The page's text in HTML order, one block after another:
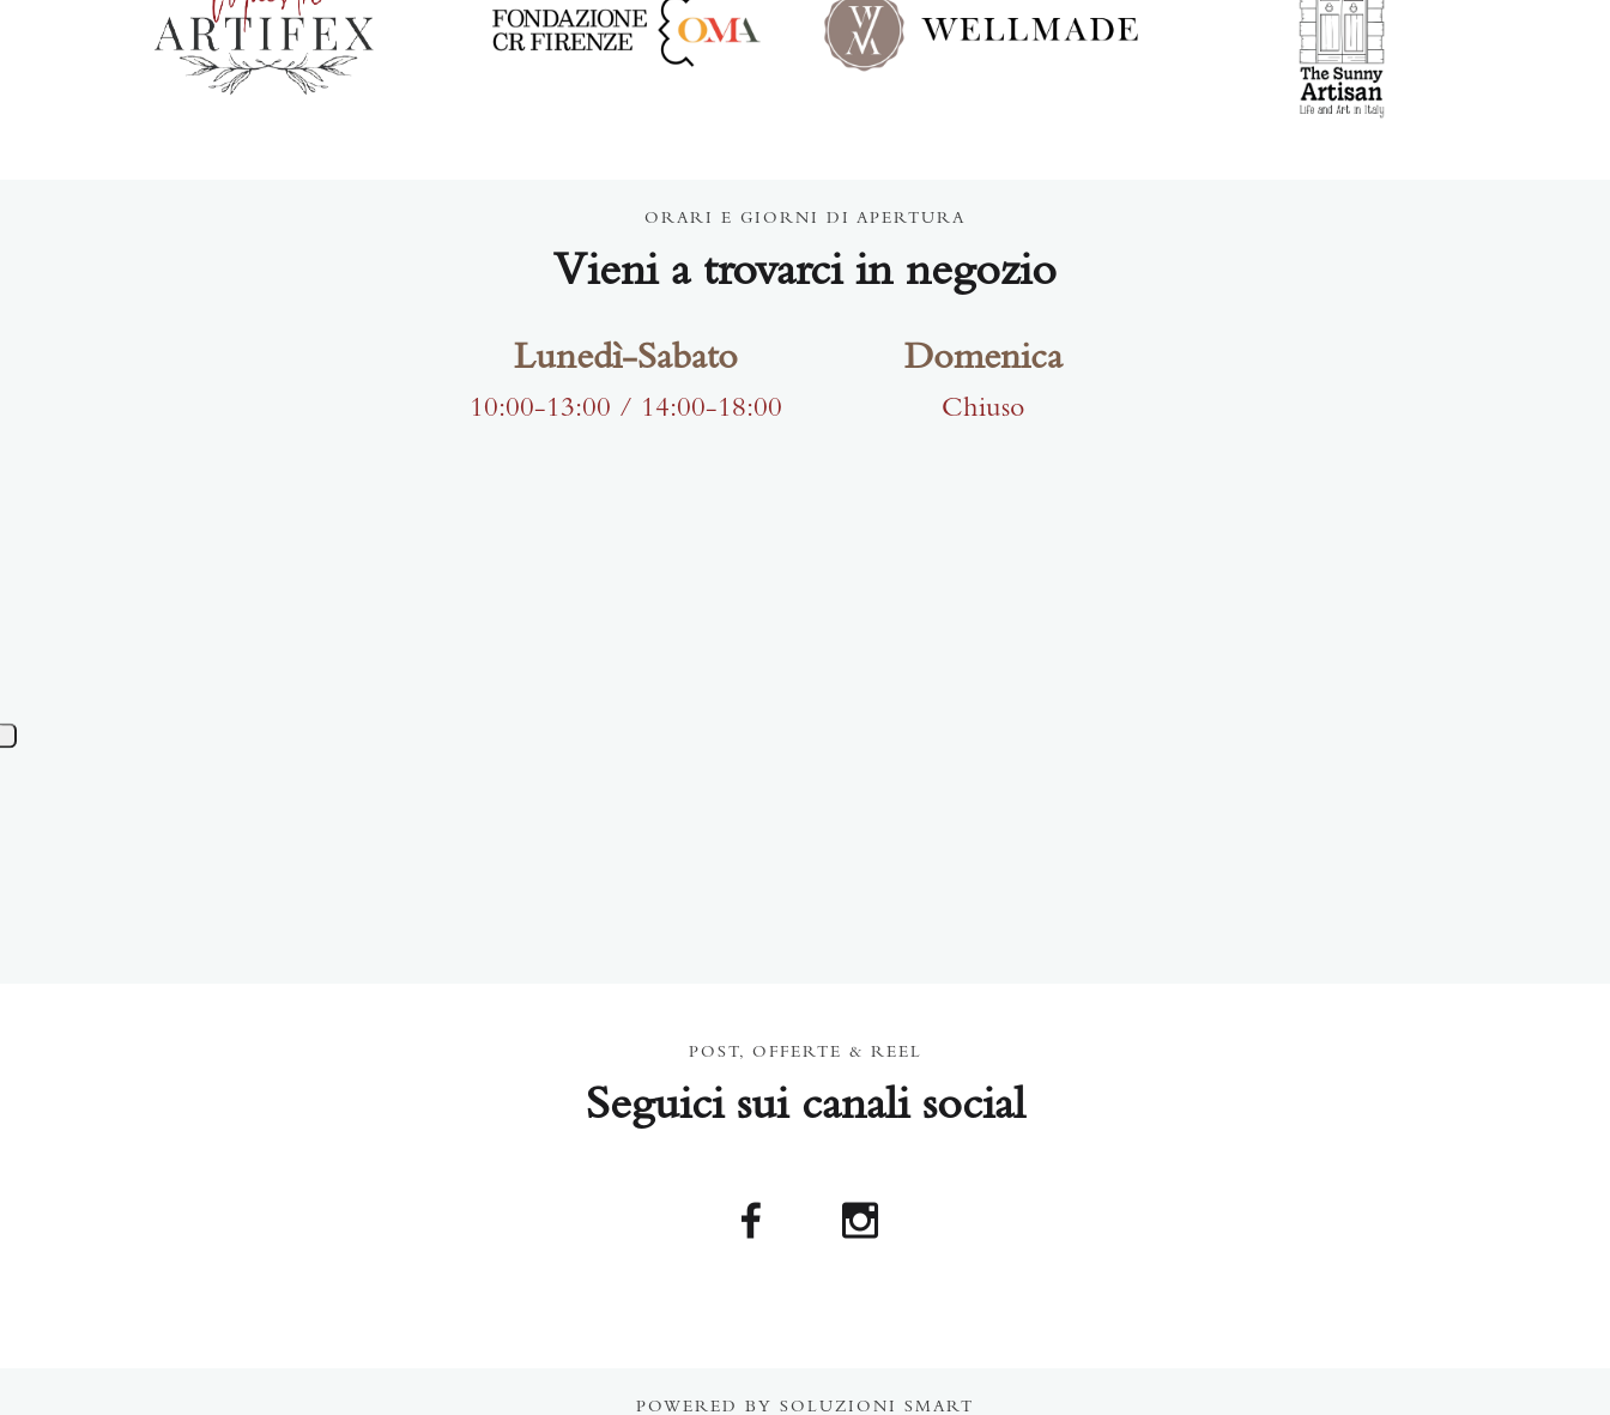
ORARI E GIORNI DI APERTURA
Vieni a trovarci in negozio
Lunedì-Sabato
10:00-13:00 / 14:00-18:00
Domenica
Chiuso
POST, OFFERTE & REEL
Seguici sui canali social
POWERED BY SOLUZIONI SMART